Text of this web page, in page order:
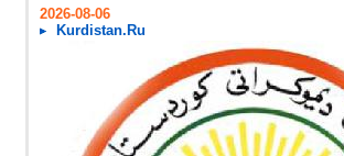
2026-08-06
Kurdistan.Ru